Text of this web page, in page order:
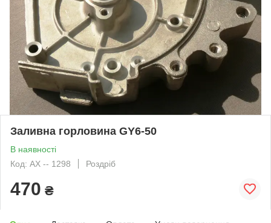
Заливна горловина GY6-50
В наявності
Код: АХ -- 1298
Роздріб
470 ₴